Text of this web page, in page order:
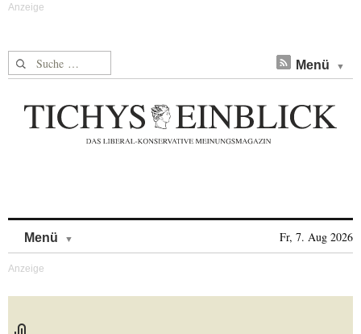
Suche nach: Menü
Menü Fr, 7. Aug 2026